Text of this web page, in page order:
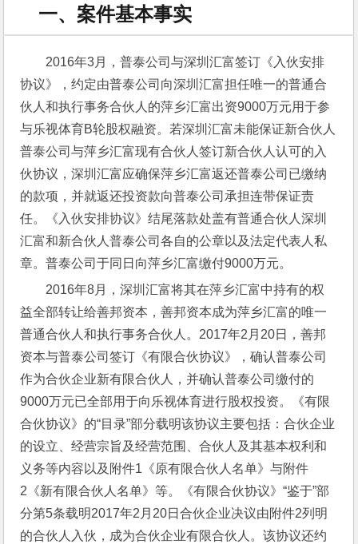
一、案件基本事实
2016年3月，普泰公司与深圳汇富签订《入伙安排
协议》，约定由普泰公司向深圳汇富担任唯一的普通合
伙人和执行事务合伙人的萍乡汇富出资9000万元用于参
与乐视体育B轮股权融资。若深圳汇富未能保证新合伙人
普泰公司与萍乡汇富现有合伙人签订新合伙人认可的入
伙协议，深圳汇富应确保萍乡汇富返还普泰公司已缴纳
的款项，并就返还投资款向普泰公司承担连带保证责
任。《入伙安排协议》结尾落款处盖有普通合伙人深圳
汇富和新合伙人普泰公司各自的公章以及法定代表人私
章。普泰公司于同日向萍乡汇富缴付9000万元。
2016年8月，深圳汇富将其在萍乡汇富中持有的权
益全部转让给善邦资本，善邦资本成为萍乡汇富的唯一
普通合伙人和执行事务合伙人。2017年2月20日，善邦
资本与普泰公司签订《有限合伙协议》，确认普泰公司
作为合伙企业新有限合伙人，并确认普泰公司缴付的
9000万元已全部用于向乐视体育进行股权投资。《有限
合伙协议》的“目录”部分载明该协议主要包括：合伙企业
的设立、经营宗旨及经营范围、合伙人及其基本权利和
义务等内容以及附件1《原有限合伙人名单》与附件
2《新有限合伙人名单》等。《有限合伙协议》“鉴于”部
分第5条载明2017年2月20日合伙企业决议由附件2列明
的合伙人入伙，成为合伙企业有限合伙人。该协议还约